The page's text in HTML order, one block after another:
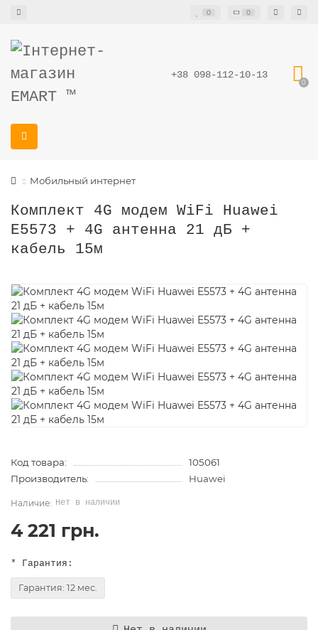
0 0
+38 098-112-10-13
0
Мобильный интернет
Комплект 4G модем WiFi Huawei
E5573 + 4G антенна 21 дБ +
кабель 15м
Код товара:
105061
Производитель:
Huawei
Нет в наличии
4 221 грн.
* Гарантия:
Гарантия: 12 мес.